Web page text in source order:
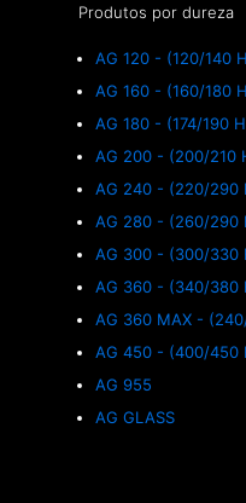
Produtos por dureza
AG 120 - (120/140
AG 160 - (160/180
AG 180 - (174/190
AG 200 - (200/210
AG 240 - (220/290
AG 280 - (260/290
AG 300 - (300/330
AG 360 - (340/380
AG 360 MAX -
AG 450 - (400/450
AG 955
AG GLASS